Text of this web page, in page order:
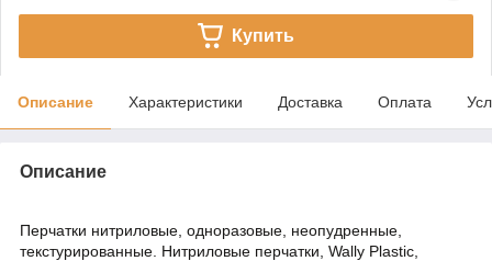
Купить
Описание Характеристики Доставка Оплата
Описание
Перчатки нитриловые, одноразовые, неопудренные,
текстурированные. Нитриловые перчатки, Wally Plastic,